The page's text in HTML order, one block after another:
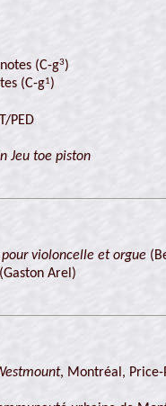
(C-g3)
(C-g1)
PED
Jeu toe piston
violoncelle et orgue
(Gaston Arel)
, Montréal, Price-